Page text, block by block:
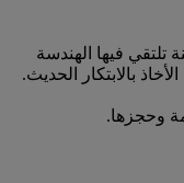
تلتقي فيها الهندسة
بالابتكار الحديث.
وحجزها.